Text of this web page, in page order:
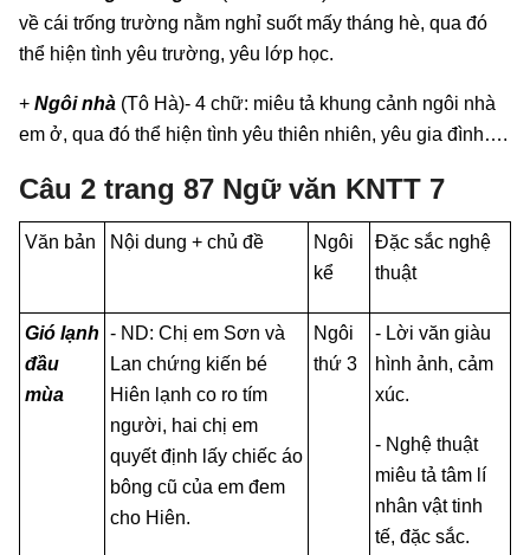
về cái trống trường nằm nghỉ suốt mấy tháng hè, qua đó
thể hiện tình yêu trường, yêu lớp học.
+ Ngôi nhà (Tô Hà)- 4 chữ: miêu tả khung cảnh ngôi nhà
em ở, qua đó thể hiện tình yêu thiên nhiên, yêu gia đình….
Câu 2 trang 87 Ngữ văn KNTT 7
Văn bản Nội dung + chủ đề
Ngôi
kể
Đặc sắc nghệ
thuật
Gió lạnh
đầu
mùa
- ND: Chị em Sơn và
Lan chứng kiến bé
Hiên lạnh co ro tím
người, hai chị em
quyết định lấy chiếc áo
bông cũ của em đem
cho Hiên.
Ngôi
thứ 3
- Lời văn giàu
hình ảnh, cảm
xúc.
- Nghệ thuật
miêu tả tâm lí
nhân vật tinh
tế, đặc sắc.